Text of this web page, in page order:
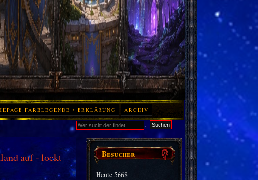
FARBLEGENDE / ERKLÄRUNG ARCHIV
. Suchen
Besucher
Heute5668
auf - lockt